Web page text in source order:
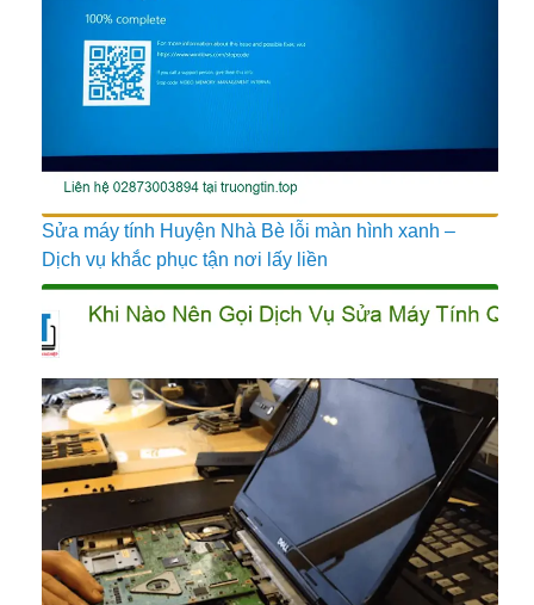
Sửa máy tính Huyện Nhà Bè lỗi màn hình xanh –
Dịch vụ khắc phục tận nơi lấy liền